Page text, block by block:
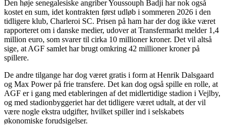
Den høje senegalesiske angriber Youssouph Badji har nok også
kostet en sum, idet kontrakten først udløb i sommeren 2026 i den
tidligere klub, Charleroi SC. Prisen på ham har der dog ikke været
rapporteret om i danske medier, udover at Transfermarkt melder 1,4
million euro, som svarer til cirka 10 millioner kroner. Det vil altså
sige, at AGF samlet har brugt omkring 42 millioner kroner på
spillere.
De andre tilgange har dog været gratis i form at Henrik Dalsgaard
og Max Power på frie transfere. Det kan dog også spille en rolle, at
AGF er i gang med etableringen af det midlertidige stadion i Vejlby,
og med stadionbyggeriet har det tidligere været udtalt, at der vil
være nogle ekstra udgifter, hvilket spiller ind i selskabets
økonomiske forudsigelser.